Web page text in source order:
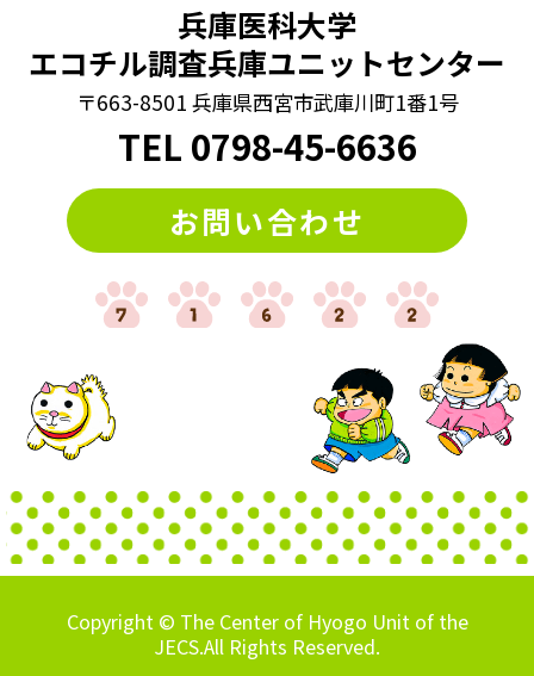
兵庫医科大学
エコチル調査兵庫ユニットセンター
〒663-8501 兵庫県西宮市武庫川町1番1号
TEL 0798-45-6636
お問い合わせ
Copyright © The Center of Hyogo Unit of the
JECS.All Rights Reserved.